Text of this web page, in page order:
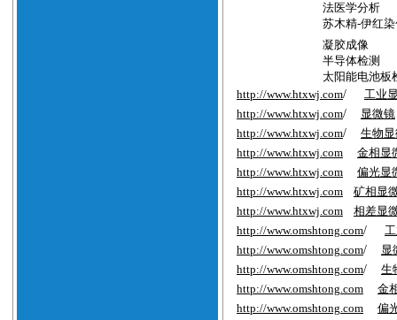
法医学分析
苏木精-伊红
凝胶成像
半导体检测
太阳能电池板
http://www.htxwj.com/
工业
http://www.htxwj.com/
显微镜
http://www.htxwj.com/
生物
http://www.htxwj.com
金相显
http://www.htxwj.com
偏光显
http://www.htxwj.com
矿相显
http://www.htxwj.com
相差显
http://www.omshtong.com/
http://www.omshtong.com/
显
http://www.omshtong.com/
生
http://www.omshtong.com
金
http://www.omshtong.com
偏